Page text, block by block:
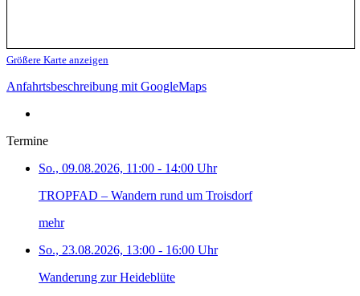
Größere Karte anzeigen
Anfahrtsbeschreibung mit GoogleMaps
Termine
So., 09.08.2026, 11:00 - 14:00 Uhr
TROPFAD – Wandern rund um Troisdorf
mehr
So., 23.08.2026, 13:00 - 16:00 Uhr
Wanderung zur Heideblüte